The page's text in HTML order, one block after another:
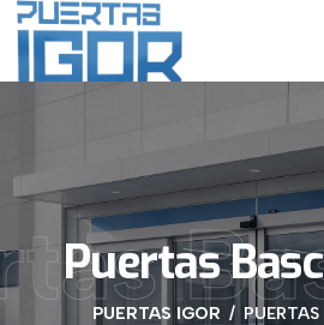
contenido
Puertas
PUERTAS IGOR